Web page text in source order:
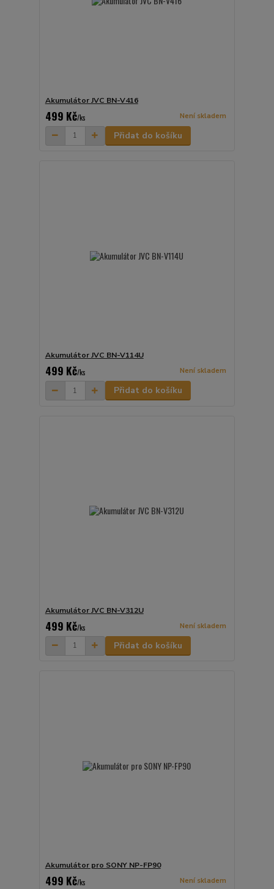
Akumulátor JVC BN-V416
499 Kč/ks Není skladem
Přidat do košíku
Akumulátor JVC BN-V114U
499 Kč/ks Není skladem
Přidat do košíku
Akumulátor JVC BN-V312U
499 Kč/ks Není skladem
Přidat do košíku
Akumulátor pro SONY NP-FP90
499 Kč/ks Není skladem